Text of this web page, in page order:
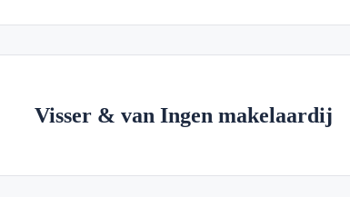
Visser & van Ingen makelaardij